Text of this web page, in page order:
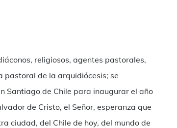
religiosos, agentes pastorales,
pastoral de la arquidiócesis; se
Santiago de Chile para inaugurar el año
de Cristo, el Señor, esperanza que
ciudad, del Chile de hoy, del mundo de